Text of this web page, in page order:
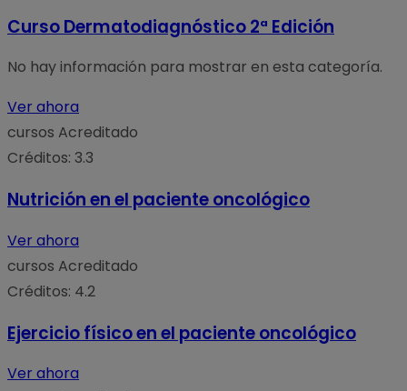
Curso Dermatodiagnóstico 2ª Edición
No hay información para mostrar en esta categoría.
Ver ahora
cursos Acreditado
Créditos: 3.3
Nutrición en el paciente oncológico
Ver ahora
cursos Acreditado
Créditos: 4.2
Ejercicio físico en el paciente oncológico
Ver ahora